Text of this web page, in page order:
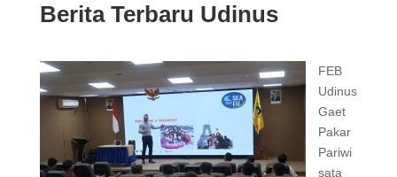
Berita Terbaru Udinus
FEB
Udinus
Gaet
Pakar
Pariwi
sata